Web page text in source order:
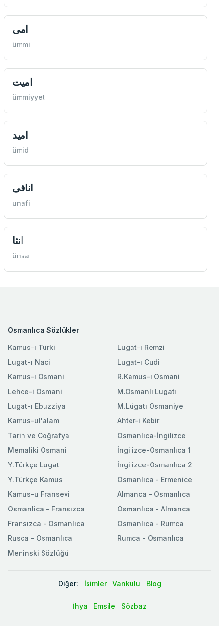
امی
ümmi
اميت
ümmiyyet
اميد
ümid
انافی
unafi
انثا
ünsa
Osmanlıca Sözlükler
Kamus-ı Türki
Lugat-ı Naci
Kamus-ı Osmani
Lehce-i Osmani
Lugat-ı Ebuzziya
Lugat-ı Remzi
Lugat-ı Cudi
R.Kamus-ı Osmani
M.Osmanlı Lugatı
M.Lügatı Osmaniye
Kamus-ul'alam
Tarih ve Coğrafya
Memaliki Osmani
Y.Türkçe Lugat
Y.Türkçe Kamus
Ahter-i Kebir
Osmanlıca-İngilizce
İngilizce-Osmanlıca 1
İngilizce-Osmanlıca 2
Osmanlıca - Ermenice
Kamus-u Fransevi
Osmanlica - Fransızca
Fransızca - Osmanlıca
Rusca - Osmanlıca
Meninski Sözlüğü
Almanca - Osmanlıca
Osmanlıca - Almanca
Osmanlıca - Rumca
Rumca - Osmanlıca
Diğer: İsimler Vankulu Blog
İhya Emsile Sözbaz